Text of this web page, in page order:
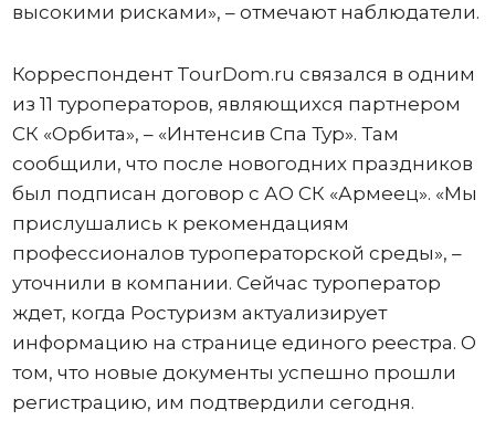
высокими рисками», – отмечают наблюдатели.
Корреспондент TourDom.ru связался в одним
из 11 туроператоров, являющихся партнером
СК «Орбита», – «Интенсив Спа Тур». Там
сообщили, что после новогодних праздников
был подписан договор с АО СК «Армеец». «Мы
прислушались к рекомендациям
профессионалов туроператорской среды», –
уточнили в компании. Сейчас туроператор
ждет, когда Ростуризм актуализирует
информацию на странице единого реестра. О
том, что новые документы успешно прошли
регистрацию, им подтвердили сегодня.